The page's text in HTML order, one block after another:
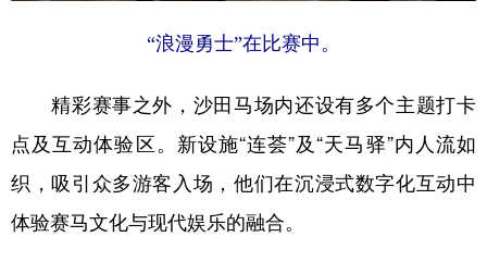
“浪漫勇士”在比赛中。
精彩赛事之外，沙田马场内还设有多个主题打卡
点及互动体验区。新设施“连荟”及“天马驿”内人流如
织，吸引众多游客入场，他们在沉浸式数字化互动中
体验赛马文化与现代娱乐的融合。